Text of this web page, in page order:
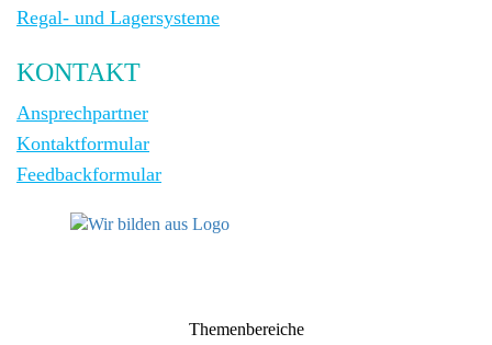
Regal- und Lagersysteme
KONTAKT
Ansprechpartner
Kontaktformular
Feedbackformular
Themenbereiche